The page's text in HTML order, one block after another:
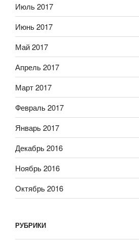
Июль 2017
Июнь 2017
Май 2017
Апрель 2017
Март 2017
Февраль 2017
Январь 2017
Декабрь 2016
Ноябрь 2016
Октябрь 2016
РУБРИКИ